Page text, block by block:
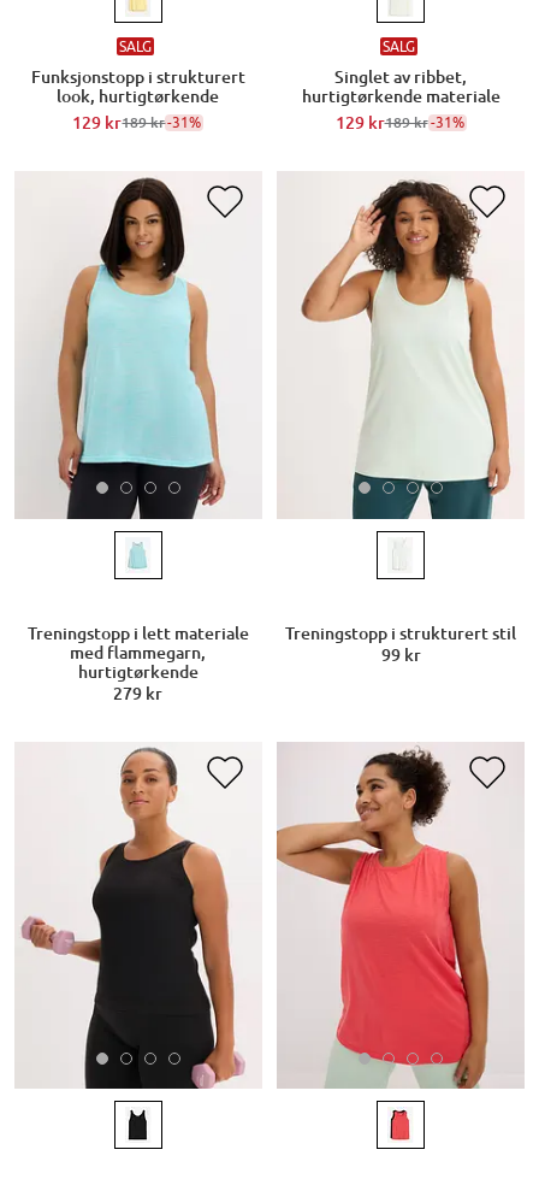
SALG
Funksjonstopp i strukturert
look, hurtigtørkende
129 kr189 kr-31%
SALG
Singlet av ribbet,
hurtigtørkende materiale
129 kr189 kr-31%
Treningstopp i lett materiale
med flammegarn,
hurtigtørkende
279 kr
Treningstopp i strukturert stil
99 kr